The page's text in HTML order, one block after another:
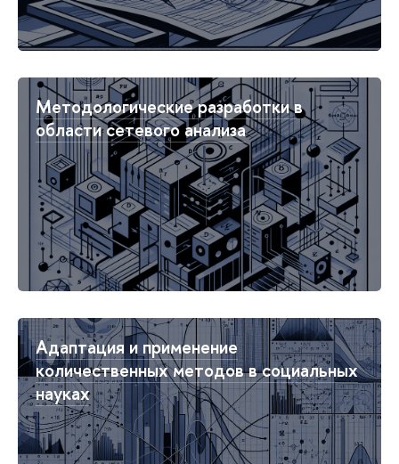
Методологические разработки в
области сетевого анализа
Адаптация и применение
количественных методов в социальных
науках